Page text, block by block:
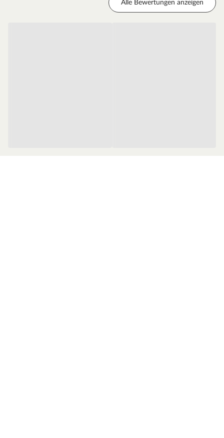
Alle Bewertungen anzeigen